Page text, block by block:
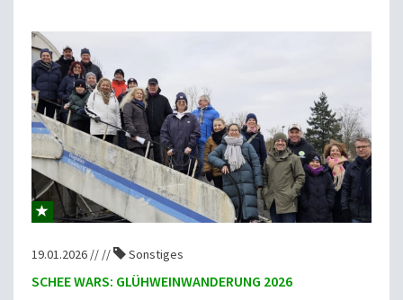
19.01.2026 // // Sonstiges
SCHEE WARS: GLÜHWEINWANDERUNG 2026